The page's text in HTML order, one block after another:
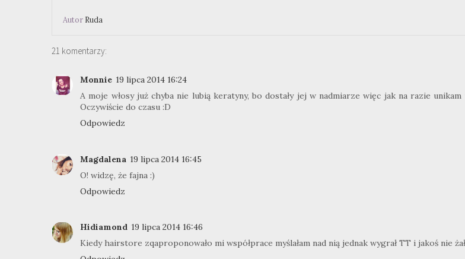
Autor Ruda
21 komentarzy:
Monnie 19 lipca 2014 16:24
A moje włosy już chyba nie lubią keratyny, bo dostały jej w nadmiarze więc jak na razie
Oczywiście do czasu :D
Odpowiedz
Magdalena 19 lipca 2014 16:45
O! widzę, że fajna :)
Odpowiedz
Hidiamond 19 lipca 2014 16:46
Kiedy hairstore zqaproponowało mi współprace myślałam nad nią jednak wygrał TT i jakoś nie